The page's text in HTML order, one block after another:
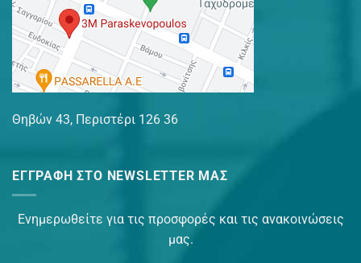
Θηβών 43, Περιστέρι 126 36
ΕΓΓΡΑΦΉ ΣΤΟ NEWSLETTER ΜΑΣ
Ενημερωθείτε για τις προσφορές και τις ανακοινώσεις
μας.